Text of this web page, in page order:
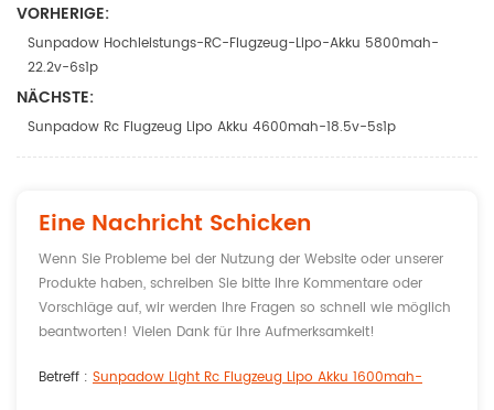
VORHERIGE:
Sunpadow Hochleistungs-RC-Flugzeug-Lipo-Akku 5800mah-
22.2v-6s1p
NÄCHSTE:
Sunpadow Rc Flugzeug Lipo Akku 4600mah-18.5v-5s1p
Eine Nachricht Schicken
Wenn Sie Probleme bei der Nutzung der Website oder unserer
Produkte haben, schreiben Sie bitte Ihre Kommentare oder
Vorschläge auf, wir werden Ihre Fragen so schnell wie möglich
beantworten! Vielen Dank für Ihre Aufmerksamkeit!
Betreff : Sunpadow Light Rc Flugzeug Lipo Akku 1600mah-